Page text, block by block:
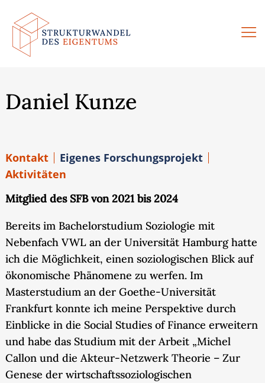
Zum
Inhalt
springen
Daniel Kunze
Kontakt
Eigenes Forschungsprojekt
Aktivitäten
Mitglied des SFB von 2021 bis 2024
Bereits im Bachelorstudium Soziologie mit
Nebenfach VWL an der Universität Hamburg hatte
ich die Möglichkeit, einen soziologischen Blick auf
ökonomische Phänomene zu werfen. Im
Masterstudium an der Goethe-Universität
Frankfurt konnte ich meine Perspektive durch
Einblicke in die Social Studies of Finance erweitern
und habe das Studium mit der Arbeit „Michel
Callon und die Akteur-Netzwerk Theorie – Zur
Genese der wirtschaftssoziologischen